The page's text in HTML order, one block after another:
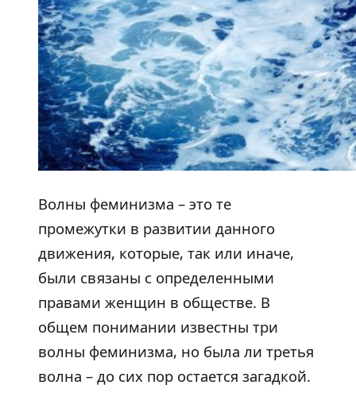
Волны феминизма – это те
промежутки в развитии данного
движения, которые, так или иначе,
были связаны с определенными
правами женщин в обществе. В
общем понимании известны три
волны феминизма, но была ли третья
волна – до сих пор остается загадкой.